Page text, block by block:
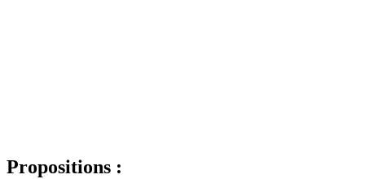
Propositions :